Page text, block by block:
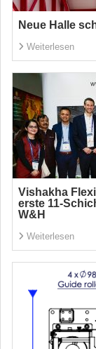
Neue Halle
Weiterlesen
Vishakha
erste 11-
W&H
Weiterlesen